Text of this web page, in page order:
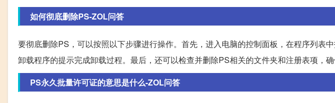
如何彻底删除PS-ZOL问答
要彻底删除PS，可以按照以下步骤进行操作。首先，进入电脑的控制面板，在程序列表
卸载程序的提示完成卸载过程。最后，还可以检查并删除PS相关的文件夹和注册表项，确
PS永久批量许可证的意思是什么-ZOL问答